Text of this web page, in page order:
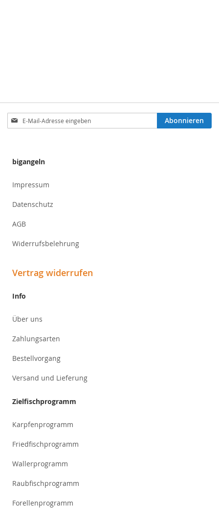
Anmeldung
zum
Abonnieren
bigangeln
Impressum
Datenschutz
AGB
Widerrufsbelehrung
Vertrag widerrufen
Info
Über uns
Zahlungsarten
Bestellvorgang
Versand und Lieferung
Zielfischprogramm
Karpfenprogramm
Friedfischprogramm
Wallerprogramm
Raubfischprogramm
Forellenprogramm